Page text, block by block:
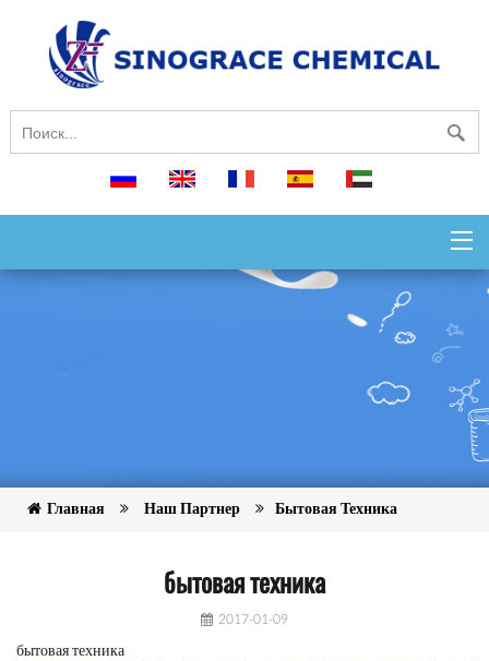
Главная Наш Партнер Бытовая Техника
бытовая техника
2017-01-09
бытовая техника